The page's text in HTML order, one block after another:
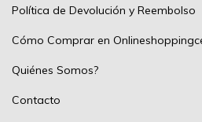
Política de Devolución y Reembolso
Cómo Comprar en
Quiénes Somos?
Contacto